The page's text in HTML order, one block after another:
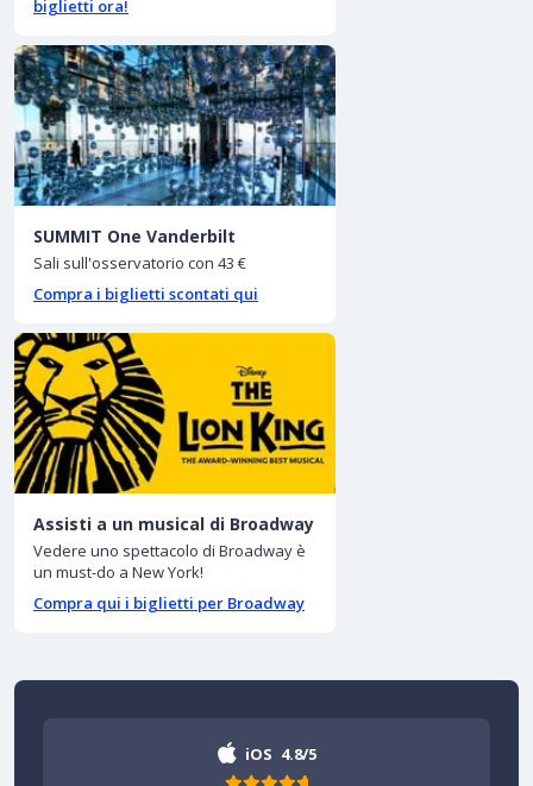
biglietti ora!
SUMMIT One Vanderbilt
Sali sull'osservatorio con 43 €
Compra i biglietti scontati qui
Assisti a un musical di Broadway
Vedere uno spettacolo di Broadway è
un must-do a New York!
Compra qui i biglietti per Broadway
iOS 4.8/5